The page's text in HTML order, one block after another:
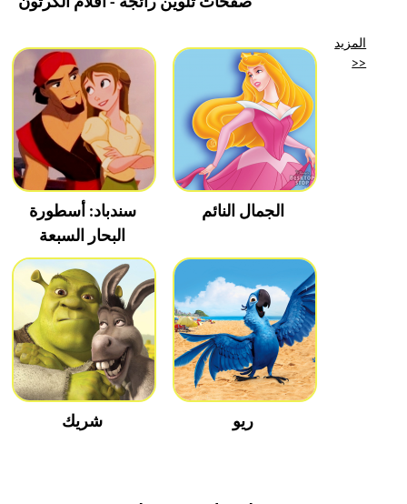
سندباد: أسطورة
البحار السبعة
الجمال النائم
شريك ريو
المزيد
>>